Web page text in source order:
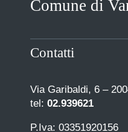
COMUNICAZIONE
Comune di
Contatti
Via Garibaldi, 6 –
tel: 02.939621
P.Iva: 03351920156